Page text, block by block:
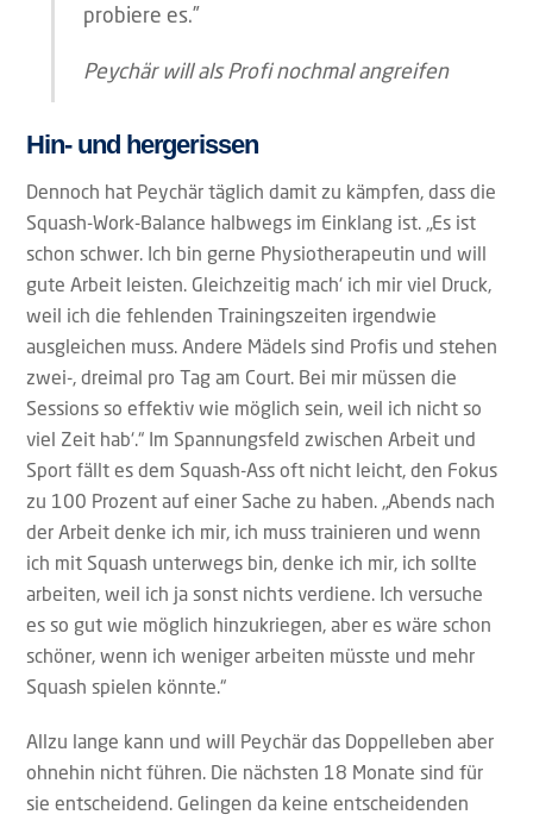
probiere es.”
Peychär will als Profi nochmal angreifen
Hin- und hergerissen
Dennoch hat Peychär täglich damit zu kämpfen, dass die
Squash-Work-Balance halbwegs im Einklang ist. „Es ist
schon schwer. Ich bin gerne Physiotherapeutin und will
gute Arbeit leisten. Gleichzeitig mach‘ ich mir viel Druck,
weil ich die fehlenden Trainingszeiten irgendwie
ausgleichen muss. Andere Mädels sind Profis und stehen
zwei-, dreimal pro Tag am Court. Bei mir müssen die
Sessions so effektiv wie möglich sein, weil ich nicht so
viel Zeit hab‘.“ Im Spannungsfeld zwischen Arbeit und
Sport fällt es dem Squash-Ass oft nicht leicht, den Fokus
zu 100 Prozent auf einer Sache zu haben. „Abends nach
der Arbeit denke ich mir, ich muss trainieren und wenn
ich mit Squash unterwegs bin, denke ich mir, ich sollte
arbeiten, weil ich ja sonst nichts verdiene. Ich versuche
es so gut wie möglich hinzukriegen, aber es wäre schon
schöner, wenn ich weniger arbeiten müsste und mehr
Squash spielen könnte.“
Allzu lange kann und will Peychär das Doppelleben aber
ohnehin nicht führen. Die nächsten 18 Monate sind für
sie entscheidend. Gelingen da keine entscheidenden